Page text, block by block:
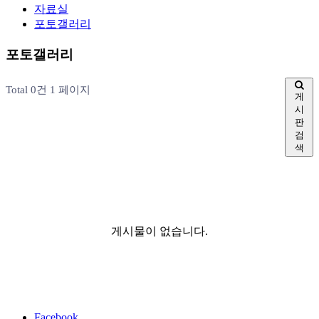
자료실
포토갤러리
포토갤러리
Total 0건 1 페이지
게
시
판
검
색
게시물이 없습니다.